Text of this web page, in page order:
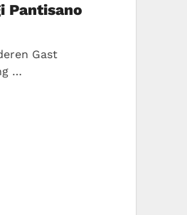
Pantisano
Gast
…